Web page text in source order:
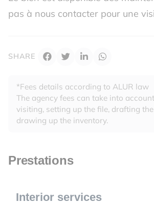
pas à nous contacter pour une
SHARE
*Fees details according to ALUR law
The agency fees can take into
visiting, setting up the file, drafting
drawing up the inventory.
Prestations
Interior services